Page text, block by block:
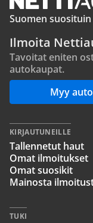
Suomen
Ilmoita
Tavoitat eniten
autokaupat.
Myy
KIRJAUTUNEILLE
Tallennetut haut
Omat ilmoitukset
Omat suosikit
Mainosta
TUKI